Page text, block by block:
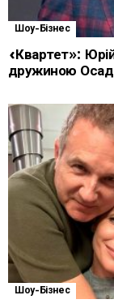
Шоу-Бізнес
«Квартет»:
дружиною
Шоу-Бізнес